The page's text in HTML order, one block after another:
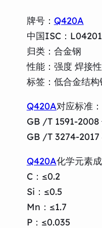
牌号： Q420A
中国ISC：L04201
归类：合金钢
性能：强度 焊接性
标签：低合金结构
Q420A对应标准：
GB /T 1591-2008
GB /T 3274-2017
Q420A化学元素
C：≤0.2
Si：≤0.5
Mn：≤1.7
P：≤0.035